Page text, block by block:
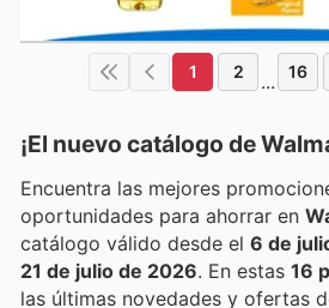
1 2 ... 16
¡El nuevo catálogo de
Encuentra las mejores
oportunidades para ahorrar en
catálogo válido desde el 6 de
21 de julio de 2026 . En estas 16
las últimas novedades y ofertas